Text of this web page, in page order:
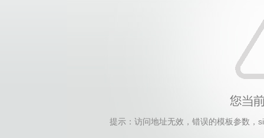
提示：访问地址无效，错误的模板参数